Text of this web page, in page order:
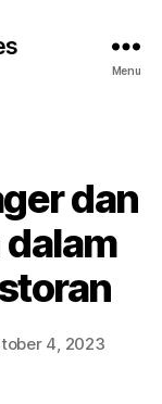
Menu
dan
4, 2023